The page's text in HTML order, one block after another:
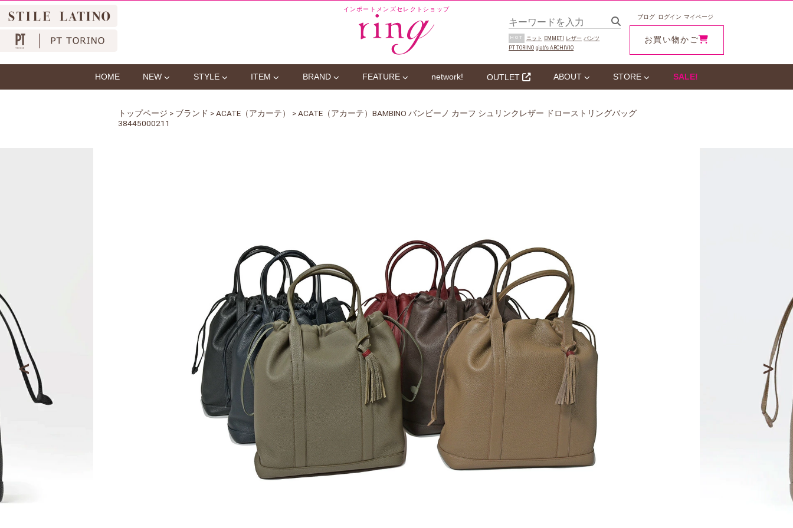
インポートメンズセレクトショップ
HOT ニット EMMETI レザー パンツ
PT TORINO giab‘s ARCHIVIO
ブログ ログイン マイページ
お買い物かご
HOME NEW STYLE ITEM BRAND FEATURE network! OUTLET ABOUT STORE SALE!
トップページ > ブランド >ACATE（アカーテ）
> ACATE（アカーテ）BAMBINO バンビーノ カーフ シュリンクレザー ドローストリングバッグ
38445000211